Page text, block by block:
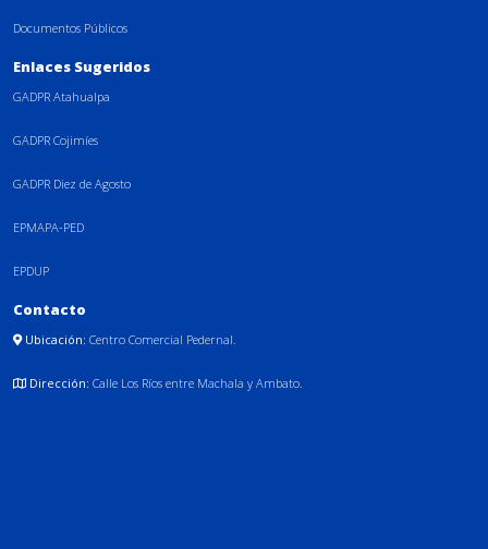
Documentos Públicos
Enlaces Sugeridos
GADPR Atahualpa
GADPR Cojimíes
GADPR Diez de Agosto
EPMAPA-PED
EPDUP
Contacto
Ubicación: Centro Comercial Pedernal.
Dirección: Calle Los Ríos entre Machala y Ambato.